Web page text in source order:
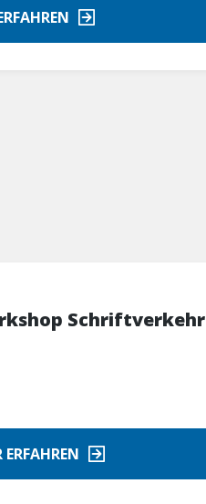
Schriftverkehr
ERFAHREN